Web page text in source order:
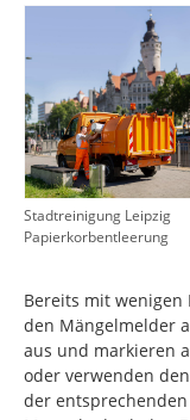
Stadtreinigung Leipzig
Papierkorbentleerung
Bereits mit wenigen
den Mängelmelder
aus und markieren
oder verwenden
der entsprechenden